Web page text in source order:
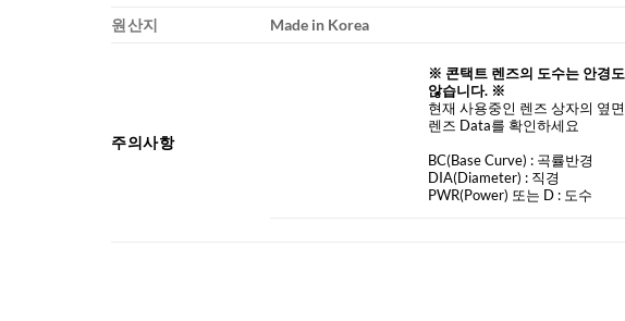
원산지
Made in Korea
주의사항
※ 콘택트 렌즈의 도수는 안경
않습니다. ※
현재 사용중인 렌즈 상자의 옆
렌즈 Data를 확인하세요
BC(Base Curve) : 곡률반경
DIA(Diameter) : 직경
PWR(Power) 또는 D : 도수